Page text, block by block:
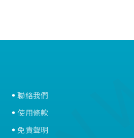
聯絡我們
使用條款
免責聲明